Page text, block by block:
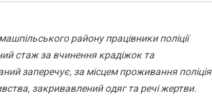
району працівники поліції
стаж за вчинення крадіжок та
заперечує, за місцем проживання поліція
закривавлений одяг та речі жертви.